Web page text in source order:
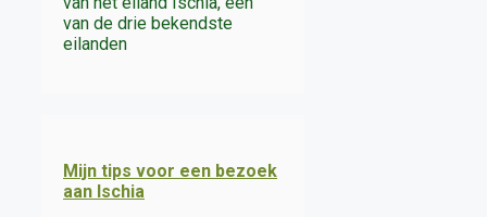
van de drie bekendste
eilanden
Mijn tips voor een bezoek
aan Ischia